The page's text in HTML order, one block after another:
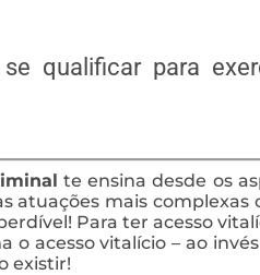
qualificar para
te ensina desde os
atuações mais complexas
Para ter acesso
o acesso vitalício – ao
existir!